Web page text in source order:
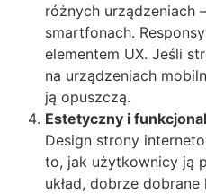
różnych urządzeniach
smartfonach.
elementem UX. Jeśli
na urządzeniach
ją opuszczą.
Estetyczny i
Design strony
to, jak użytkownicy ją
układ, dobrze